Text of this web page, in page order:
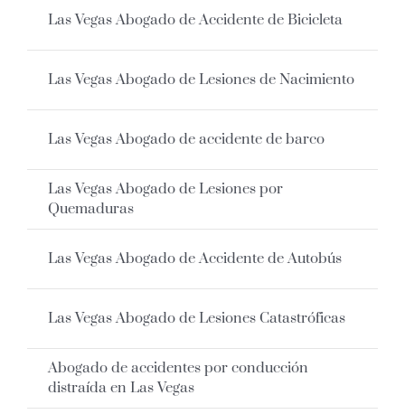
Las Vegas Abogado de Accidente de Bicicleta
Las Vegas Abogado de Lesiones de Nacimiento
Las Vegas Abogado de accidente de barco
Las Vegas Abogado de Lesiones por
Quemaduras
Las Vegas Abogado de Accidente de Autobús
Las Vegas Abogado de Lesiones Catastróficas
Abogado de accidentes por conducción
distraída en Las Vegas